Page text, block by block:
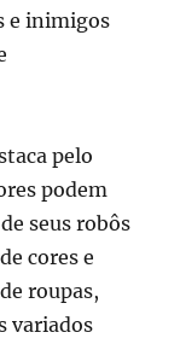
e inimigos
pelo
podem
seus robôs
cores e
roupas,
variados